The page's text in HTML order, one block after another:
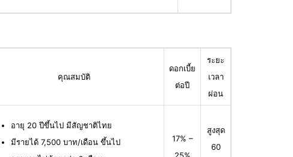
คุณสมบัติ
ดอกเบี้ย
ต่อปี
ระยะ
เวลา
ผ่อน
อายุ 20 ปีขึ้นไป มีสัญชาติไทย
มีรายได้ 7,500 บาท/เดือน ขึ้นไป
17% –
สูงสุด
60